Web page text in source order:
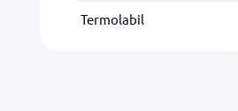
Termolabil